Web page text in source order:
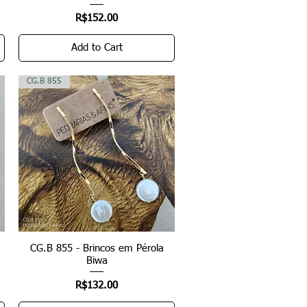
Price
R$152.00
Add to Cart
Quick View
CG.B 855
CG.B 855 - Brincos em Pérola
Biwa
Price
R$132.00